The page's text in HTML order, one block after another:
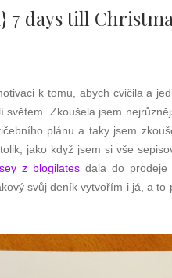
7 days till
k tomu, abych cvičila a
Zkoušela jsem
plánu a taky jsem
jako když jsem si vše
z blogilatesdala do prodeje
svůj deník vytvořím i já, a